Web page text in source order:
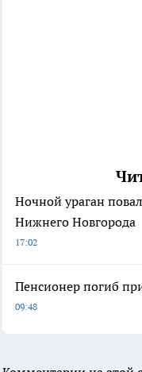
Ночной ураган
Нижнего Новгорода
17:02
Пенсионер погиб
09:48